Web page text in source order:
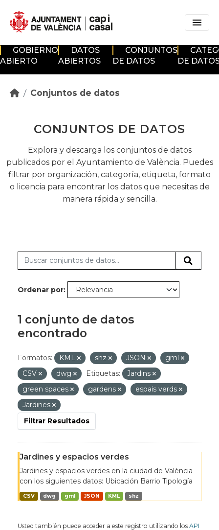
GOBIERNO
ABIERTO
DATOS
ABIERTOS
CONJUNTOS
DE DATOS
DE
Conjuntos de datos
CONJUNTOS DE DATOS
Explora y descarga los conjuntos de datos
publicados por el Ayuntamiento de València. Puedes
filtrar por organización, categoría, etiqueta, formato
o licencia para encontrar los datos que necesitas de
manera rápida y sencilla.
Ordenar por
1 conjunto de datos
encontrado
Formatos: KML shz JSON
gml
CSV
dwg Etiquetas:
Jardins
green spaces
gardens
espais verds
Jardines
Filtrar Resultados
Jardines y espacios verdes
Jardines y espacios verdes en la ciudad de València
con los siguientes datos: Ubicación Barrio Tipología
CSV dwg gml JSON KML shz
Usted también puede acceder a este registro utilizando los API